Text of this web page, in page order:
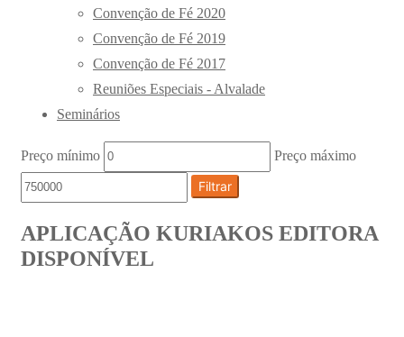
Convenção de Fé 2020
Convenção de Fé 2019
Convenção de Fé 2017
Reuniões Especiais - Alvalade
Seminários
Preço mínimo
Preço máximo
Filtrar
APLICAÇÃO KURIAKOS EDITORA
DISPONÍVEL